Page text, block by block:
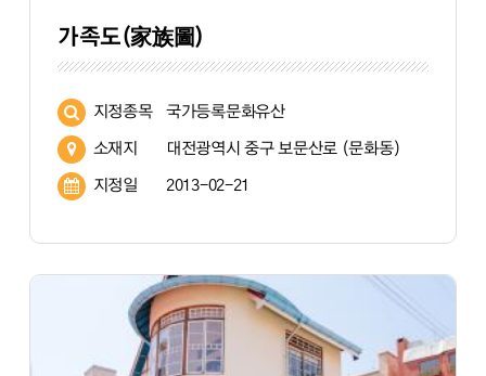
가족도(家族圖)
지정종목 국가등록문화유산
소재지 대전광역시 중구 보문산로 (문화동)
지정일 2013-02-21